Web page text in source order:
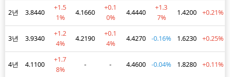
2년 3.8440
+1.5
1%
4.1660
+0.1
0%
4.4440
+1.3
7%
1.4200 +0.21%
3년 3.9340
+1.2
4%
4.2190
+0.1
4%
4.4270 -0.16% 1.6230 +0.25%
4년 4.1100
+1.7
8%
- - 4.4600 -0.04% 1.8280 +0.11%